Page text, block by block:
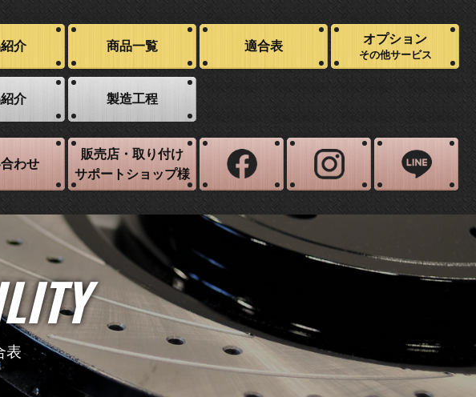
介 商品一覧 適合表
オプション
その他サービス
介 製造工程
わせ
販売店・取り付け
サポートショップ様
表